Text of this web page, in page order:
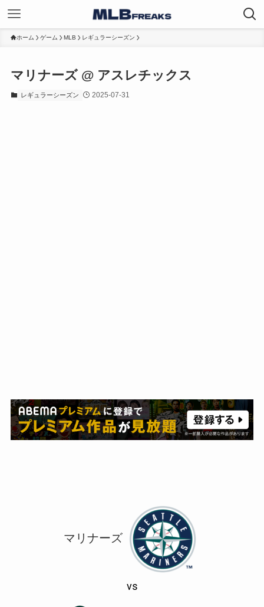
ホーム ゲーム MLB レギュラーシーズン
マリナーズ @ アスレチックス
レギュラーシーズン 2025-07-31
マリナーズ
vs